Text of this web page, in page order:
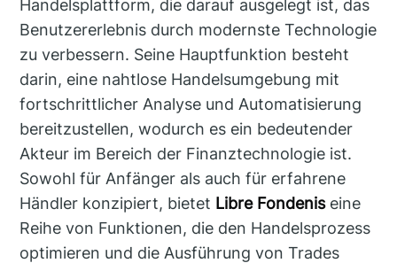
Handelsplattform, die darauf ausgelegt ist, das
Benutzererlebnis durch modernste Technologie
zu verbessern. Seine Hauptfunktion besteht
darin, eine nahtlose Handelsumgebung mit
fortschrittlicher Analyse und Automatisierung
bereitzustellen, wodurch es ein bedeutender
Akteur im Bereich der Finanztechnologie ist.
Sowohl für Anfänger als auch für erfahrene
Händler konzipiert, bietet Libre Fondeniseine
Reihe von Funktionen, die den Handelsprozess
optimieren und die Ausführung von Trades